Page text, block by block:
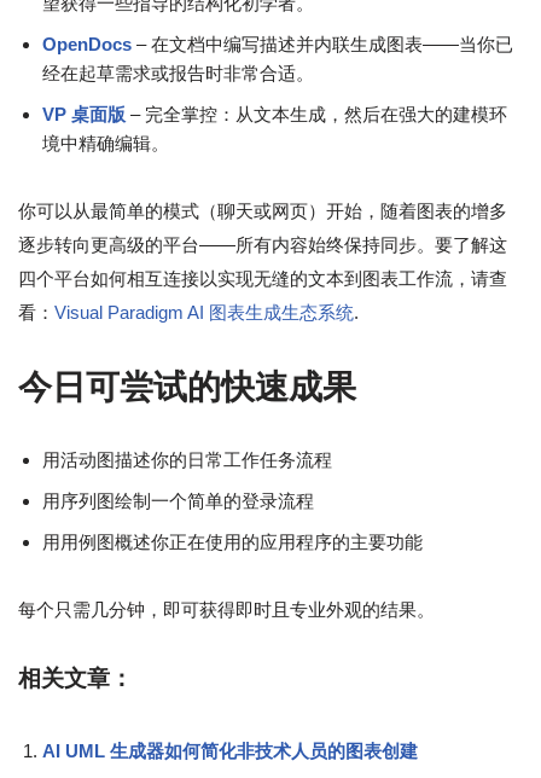
OpenDocs – 在文档中编写描述并内联生成图表——当你已
经在起草需求或报告时非常合适。
VP 桌面版 – 完全掌控：从文本生成，然后在强大的建模环
境中精确编辑。
你可以从最简单的模式（聊天或网页）开始，随着图表的增多
逐步转向更高级的平台——所有内容始终保持同步。要了解这
四个平台如何相互连接以实现无缝的文本到图表工作流，请查
看： Visual Paradigm AI 图表生成生态系统.
今日可尝试的快速成果
用活动图描述你的日常工作任务流程
用序列图绘制一个简单的登录流程
用用例图概述你正在使用的应用程序的主要功能
每个只需几分钟，即可获得即时且专业外观的结果。
相关文章：
AI UML 生成器如何简化非技术人员的图表创建